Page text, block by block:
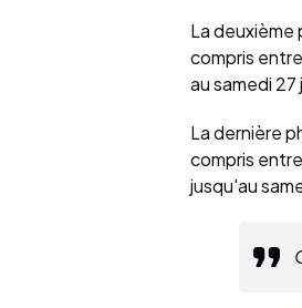
La
compris
au samedi 27
La dernière
compris
jusqu'au